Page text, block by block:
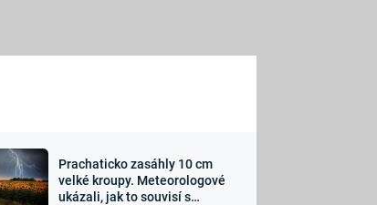
Sledujte nás
Prachaticko zasáhly 10 cm
velké kroupy. Meteorologové
ukázali, jak to souvisí s